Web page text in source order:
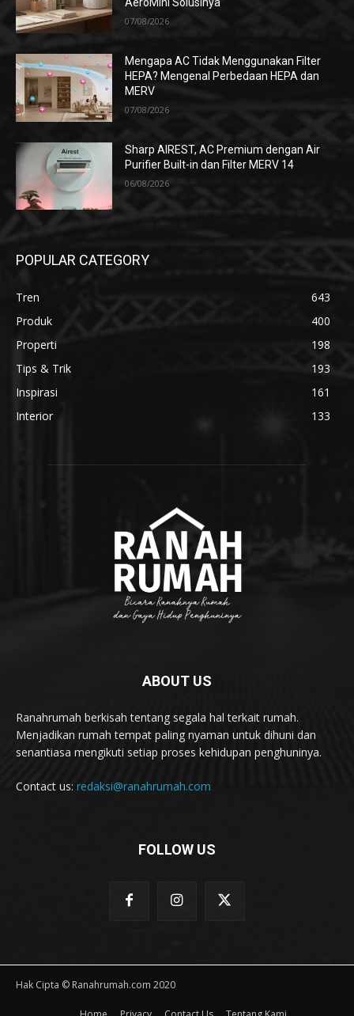
AeroMini Solusinya
07/08/2026
Mengapa AC Tidak Menggunakan Filter
HEPA? Mengenal Perbedaan HEPA dan
MERV
07/08/2026
Sharp AIREST, AC Premium dengan Air
Purifier Built-in dan Filter MERV 14
06/08/2026
POPULAR CATEGORY
Tren
643
Produk
400
Properti
198
Tips & Trik
193
Inspirasi
161
Interior
133
ABOUT US
Ranahrumah berkisah tentang segala hal terkait rumah.
Menjadikan rumah tempat paling nyaman untuk dihuni dan
senantiasa mengikuti setiap proses kehidupan penghuninya.
Contact us: redaksi@ranahrumah.com
FOLLOW US
Hak Cipta © Ranahrumah.com 2020